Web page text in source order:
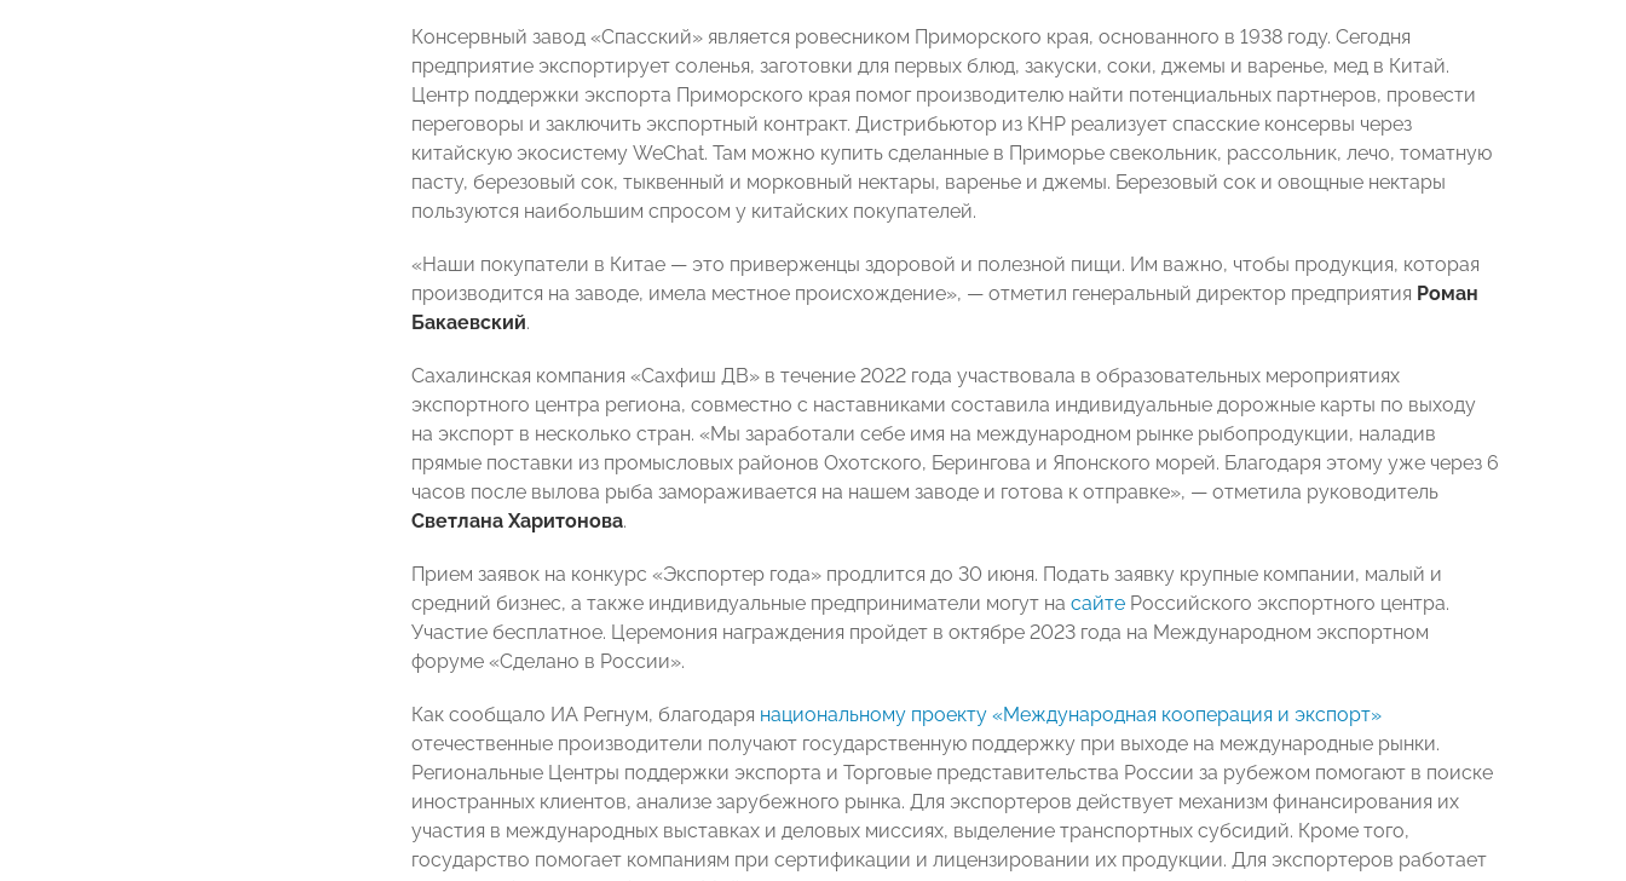
Консервный завод «Спасский» является ровесником Приморского края, основанного в 1938 году. Сегодня
предприятие экспортирует соленья, заготовки для первых блюд, закуски, соки, джемы и варенье, мед в Китай.
Центр поддержки экспорта Приморского края помог производителю найти потенциальных партнеров, провести
переговоры и заключить экспортный контракт. Дистрибьютор из КНР реализует спасские консервы через
китайскую экосистему WeChat. Там можно купить сделанные в Приморье свекольник, рассольник, лечо, томатную
пасту, березовый сок, тыквенный и морковный нектары, варенье и джемы. Березовый сок и овощные нектары
пользуются наибольшим спросом у китайских покупателей.
«Наши покупатели в Китае — это приверженцы здоровой и полезной пищи. Им важно, чтобы продукция, которая
производится на заводе, имела местное происхождение», — отметил генеральный директор предприятия Роман
Бакаевский.
Сахалинская компания «Сахфиш ДВ» в течение 2022 года участвовала в образовательных мероприятиях
экспортного центра региона, совместно с наставниками составила индивидуальные дорожные карты по выходу
на экспорт в несколько стран. «Мы заработали себе имя на международном рынке рыбопродукции, наладив
прямые поставки из промысловых районов Охотского, Берингова и Японского морей. Благодаря этому уже через 6
часов после вылова рыба замораживается на нашем заводе и готова к отправке», — отметила руководитель
Светлана Харитонова.
Прием заявок на конкурс «Экспортер года» продлится до 30 июня. Подать заявку крупные компании, малый и
средний бизнес, а также индивидуальные предприниматели могут на сайте Российского экспортного центра.
Участие бесплатное. Церемония награждения пройдет в октябре 2023 года на Международном экспортном
форуме «Сделано в России».
Как сообщало ИА Регнум, благодаря национальному проекту «Международная кооперация и экспорт»
отечественные производители получают государственную поддержку при выходе на международные рынки.
Региональные Центры поддержки экспорта и Торговые представительства России за рубежом помогают в поиске
иностранных клиентов, анализе зарубежного рынка. Для экспортеров действует механизм финансирования их
участия в международных выставках и деловых миссиях, выделение транспортных субсидий. Кроме того,
государство помогает компаниям при сертификации и лицензировании их продукции. Для экспортеров работает